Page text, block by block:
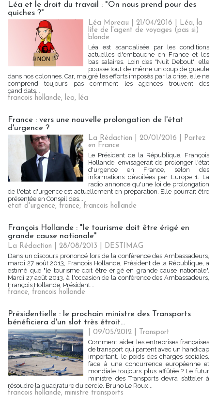
Léa et le droit du travail : "On nous prend pour des
quiches ?"
Léa Moreau | 21/04/2016
Léa, la
life de l'agent de voyages (pas si)
blonde
Léa est scandalisée par les conditions
actuelles d'embauche en France et les
bas salaires. Loin des "Nuit Debout", elle
pousse tout de même un coup de gueule
dans nos colonnes. Car, malgré les efforts imposés par la crise, elle ne
comprend toujours pas comment les agences trouvent des
candidats...
francois hollande, lea, léa
France : vers une nouvelle prolongation de l'état
d'urgence ?
La Rédaction | 20/01/2016
Partez
en France
Le Président de la République, François
Hollande, envisagerait de prolonger l'état
d'urgence en France, selon des
informations dévoilées par Europe 1. La
radio annonce qu'une loi de prolongation
de l'état d'urgence est actuellement en préparation. Elle pourrait être
présentée en Conseil des...
etat d'urgence, france, francois hollande
François Hollande : "le tourisme doit être érigé en
grande cause nationale"
La Rédaction | 28/08/2013
DESTIMAG
Dans un discours prononcé lors de la conférence des Ambassadeurs,
mardi 27 août 2013, François Hollande, Président de la République, a
estimé que "le tourisme doit être érigé en grande cause nationale".
Mardi 27 août 2013, à l'occasion de la conférence des Ambassadeurs,
François Hollande, Président...
france, francois hollande
Présidentielle : le prochain ministre des Transports
bénéficiera d'un slot très étroit...
| 09/05/2012
Transport
Comment aider les entreprises françaises
de transport qui partent avec un handicap
important, le poids des charges sociales,
face à une concurrence européenne et
mondiale toujours plus affûtée ? Le futur
ministre des Transports devra s’atteler à
résoudre la quadrature du cercle. Bruno Le Roux...
francois hollande, ministre transports